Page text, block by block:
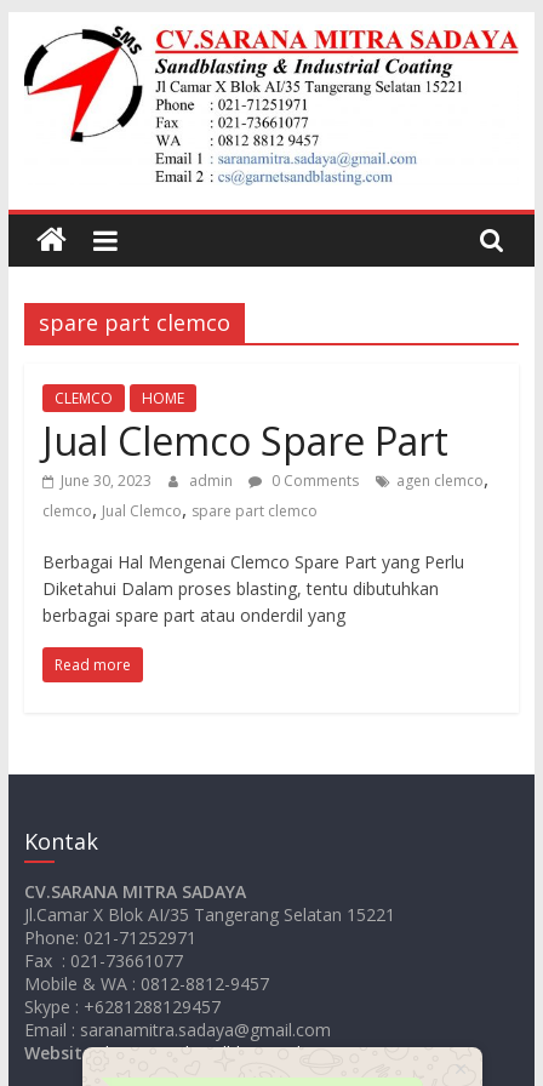
content
Jual
garnet
Sand
Blasting
Jual
Pasir
Garnet
untuk
sandblasting
dan
spare part clemco
CLEMCO HOME
Jual Clemco Spare Part
June 30, 2023 admin 0 Comments agen clemco,
clemco, Jual Clemco, spare part clemco
Berbagai Hal Mengenai Clemco Spare Part yang Perlu
Diketahui Dalam proses blasting, tentu dibutuhkan
berbagai spare part atau onderdil yang
Read more
Kontak
CV.SARANA MITRA SADAYA
Jl.Camar X Blok AI/35 Tangerang Selatan 15221
Phone: 021-71252971
Fax : 021-73661077
Mobile & WA : 0812-8812-9457
Skype : +6281288129457
Email : saranamitra.sadaya@gmail.com
Website:https://jualsandblastingelcometer.com